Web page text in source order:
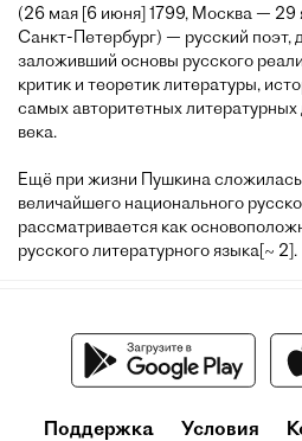
(26 мая [6 июня] 1799, Москва — 29
Санкт-Петербург) — русский поэт,
заложивший основы русского
критик и теоретик литературы,
самых авторитетных литературных
века.
Ещё при жизни Пушкина сложилась
величайшего национального
рассматривается как
русского литературного языка[~ 2].
Поддержка Условия